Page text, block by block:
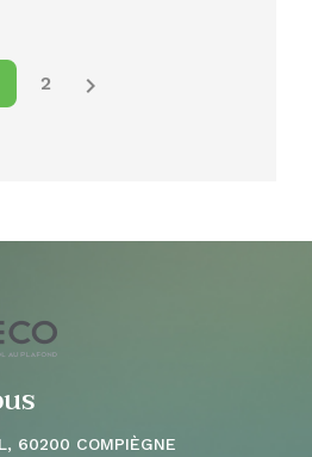
2 
60200 COMPIÈGNE